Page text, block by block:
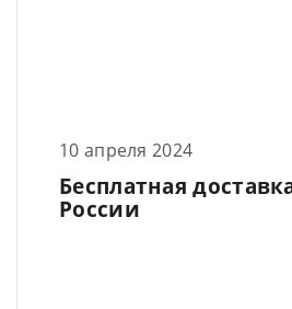
10 апреля 2024
Бесплатная
России